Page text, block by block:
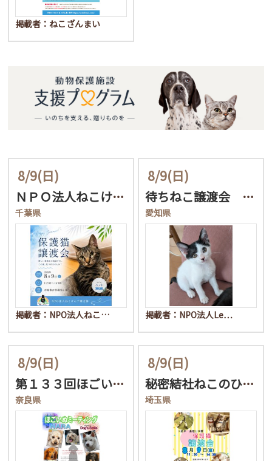
掲載者：ねこざんまい
8/9(日)
ＮＰＯ法人ねこけん千葉支…
千葉県
掲載者：NPO法人ねこ…
8/9(日)
待ちねこ譲渡会 子猫まつ…
愛知県
掲載者：NPO法人Le…
8/9(日)
第１３３回ほごいぬミーテ…
奈良県
8/9(日)
秘密結社ねこのひげ♡仔猫…
埼玉県